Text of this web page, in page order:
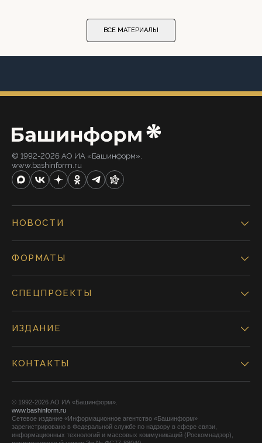
ВСЕ МАТЕРИАЛЫ
© 1992-2026 АО ИА «Башинформ».
www.bashinform.ru
НОВОСТИ
ФОРМАТЫ
СПЕЦПРОЕКТЫ
ИЗДАНИЕ
КОНТАКТЫ
© 1992-2026 АО ИА «Башинформ».
www.bashinform.ru
Сетевое издание «Информационное агентство «Башинформ»
зарегистрировано в Федеральной службе по надзору в сфере связи,
информационных технологий и массовых коммуникаций (Роскомнадзор),